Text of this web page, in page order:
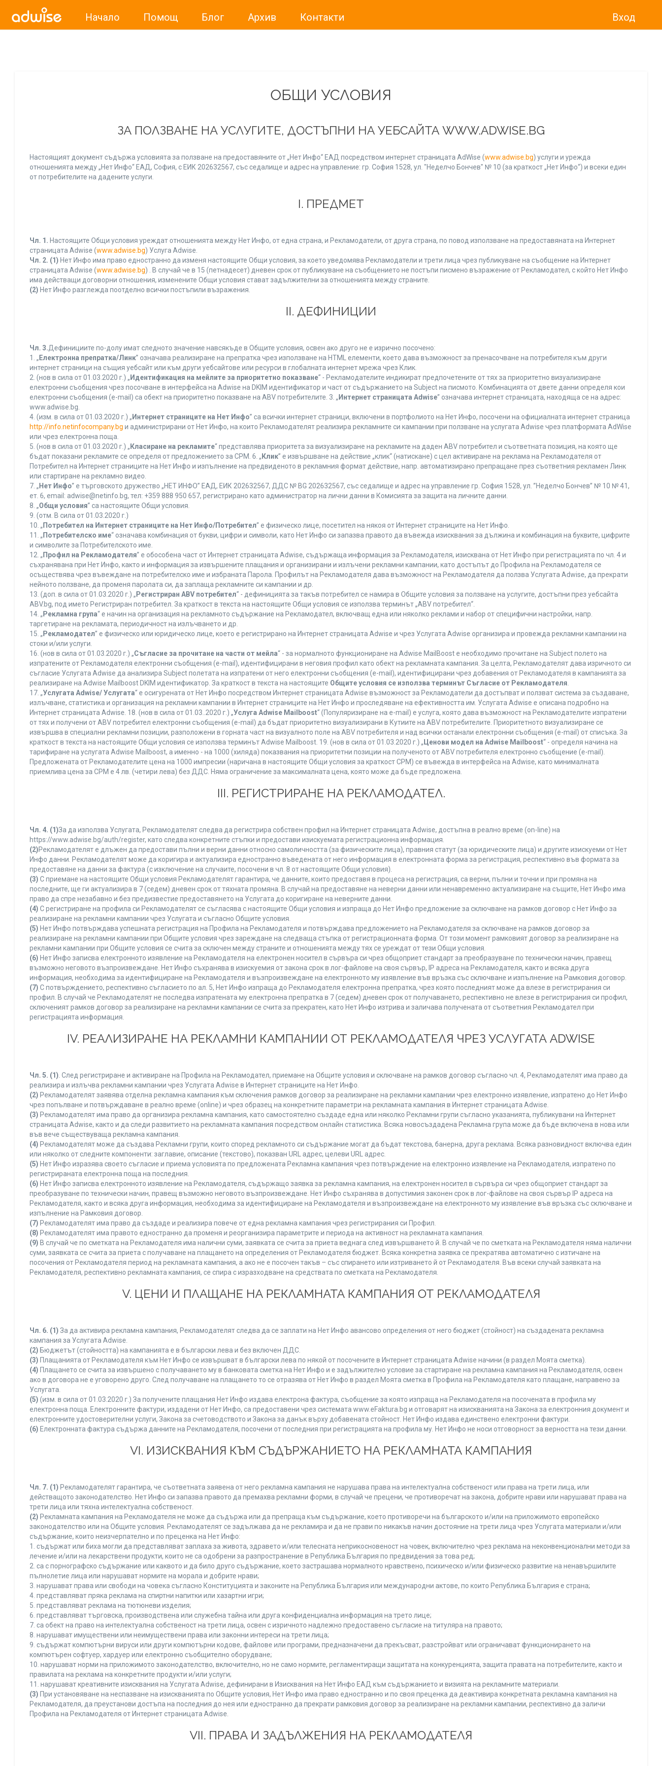
Начало Помощ Блог Архив Контакти Вход
ОБЩИ УСЛОВИЯ
ЗА ПОЛЗВАНЕ НА УСЛУГИТЕ, ДОСТЪПНИ НА УЕБСАЙТА WWW.ADWISE.BG
Настоящият документ съдържа условията за ползване на предоставяните от „Нет Инфо“ ЕАД посредством интернет страницата AdWise (www.adwise.bg) услуги и урежда
отношенията между „Нет Инфо“ ЕАД, София, с ЕИК 202632567, със седалище и адрес на управление: гр. София 1528, ул. "Неделчо Бончев" № 10 (за краткост „Нет Инфо“) и всеки един
от потребителите на дадените услуги.
І. ПРЕДМЕТ
Чл. 1. Настоящите Общи условия уреждат отношенията между Нет Инфо, от една страна, и Рекламодатели, от друга страна, по повод използване на предоставяната на Интернет
страницата Adwise (www.adwise.bg) Услуга Adwise.
Чл. 2. (1) Нет Инфо има право едностранно да изменя настоящите Общи условия, за което уведомява Рекламодатели и трети лица чрез публикуване на съобщение на Интернет
страницата Adwise (www.adwise.bg) . В случай че в 15 (петнадесет) дневен срок от публикуване на съобщението не постъпи писмено възражение от Рекламодател, с който Нет Инфо
има действащи договорни отношения, изменените Общи условия стават задължителни за отношенията между страните.
(2) Нет Инфо разглежда поотделно всички постъпили възражения.
ІІ. ДЕФИНИЦИИ
Чл. 3.Дефинициите по-долу имат следното значение навсякъде в Общите условия, освен ако друго не е изрично посочено:
1. „ Електронна препратка/Линк” означава реализиране на препратка чрез използване на HTML елементи, което дава възможност за пренасочване на потребителя към други
интернет страници на същия уебсайт или към други уебсайтове или ресурси в глобалната интернет мрежа чрез Клик.
2. (нов в сила от 01.03.2020 г.) „ Идентификация на мейлите за приоритетно показване“ - Рекламодателите индикират предпочетените от тях за приоритетно визуализиране
електронни съобщения чрез посочване в интерфейса на Adwise на DKIM идентификатор и част от съдържанието на Subject на писмото. Комбинацията от двете данни определя кои
електронни съобщения (e-mail) са обект на приоритетно показване на ABV потребителите. 3. „ Интернет страницата Adwise” означава интернет страницата, находяща се на адрес:
www.adwise.bg.
4. (изм. в сила от 01.03.2020 г.) „ Интернет страниците на Нет Инфо” са всички интернет страници, включени в портфолиото на Нет Инфо, посочени на официалната интернет страница
http://info.netinfocompany.bg и администрирани от Нет Инфо, на които Рекламодателят реализира рекламните си кампании при ползване на услугата Adwise чрез платформата AdWise
или чрез електронна поща.
5. (нов в сила от 01.03.2020 г.) „ Класиране на рекламите“ представлява приоритета за визуализиране на рекламите на даден ABV потребител и съответната позиция, на която ще
бъдат показани рекламите се определя от предложението за CPM. 6. „ Клик” е извършване на действие „клик“ (натискане) с цел активиране на реклама на Рекламодателя от
Потребител на Интернет страниците на Нет Инфо и изпълнение на предвиденото в рекламния формат действие, напр. автоматизирано препращане през съответния рекламен Линк
или стартиране на рекламно видео.
7. „ Нет Инфо” е търговското дружество „НЕТ ИНФО” ЕАД, ЕИК 202632567, ДДС № BG 202632567, със седалище и адрес на управление гр. София 1528, ул. ”Неделчо Бончев” № 10 № 41,
ет. 6, еmail: adwise@netinfo.bg, тел: +359 888 950 657, регистрирано като администратор на лични данни в Комисията за защита на личните данни.
8. „Общи условия” са настоящите Общи условия.
9. (отм. В сила от 01.03.2020 г.)
10. „ Потребител на Интернет страниците на Нет Инфо/Потребител” е физическо лице, посетител на някоя от Интернет страниците на Нет Инфо.
11. „ Потребителско име“ означава комбинация от букви, цифри и символи, като Нет Инфо си запазва правото да въвежда изисквания за дължина и комбинация на буквите, цифрите
и символите за Потребителското име.
12. „ Профил на Рекламодателя” е обособена част от Интернет страницата Adwise, съдържаща информация за Рекламодателя, изисквана от Нет Инфо при регистрацията по чл. 4 и
съхранявана при Нет Инфо, както и информация за извършените плащания и организирани и излъчени рекламни кампании, като достъпът до Профила на Рекламодателя се
осъществява чрез въвеждане на потребителско име и избраната Парола. Профилът на Рекламодателя дава възможност на Рекламодателя да ползва Услугата Adwise, да прекрати
нейното ползване, да променя паролата си, да заплаща рекламните си кампании и др.
13. (доп. в сила от 01.03.2020 г.) „ Регистриран ABV потребител“ - дефиницията за такъв потребител се намира в Общите условия за ползване на услугите, достъпни през уебсайта
ABV.bg, под името Регистриран потребител. За краткост в текста на настоящите Общи условия се използва терминът „ABV потребител“.
14. „ Рекламна група“ е начин на организация на рекламното съдържание на Рекламодател, включващ една или няколко реклами и набор от специфични настройки, напр.
таргетиране на рекламата, периодичност на излъчването и др.
15. „ Рекламодател” е физическо или юридическо лице, което е регистрирано на Интернет страницата Adwise и чрез Услугата Adwise организира и провежда рекламни кампании на
стоки и/или услуги.
16. (нов в сила от 01.03.2020 г.) „Съгласие за прочитане на части от мейла“ - за нормалното функциониране на Adwise MailBoost е необходимо прочитане на Subject полето на
изпратените от Рекламодателя електронни съобщения (e-mail), идентифицирани в неговия профил като обект на рекламната кампания. За целта, Рекламодателят дава изричното си
съгласие Услугата Adwise да анализира Subject полетата на изпратени от него електронни съобщения (e-mail), идентифицирани чрез добавения от Рекламодателя в кампанията за
реализиране на Adwise Mailboost DKIM идентификатор. За краткост в текста на настоящите Общите условия се използва терминът Съгласие от Рекламодателя
17. „Услугата Adwise/ Услугата“ е осигурената от Нет Инфо посредством Интернет страницата Adwise възможност за Рекламодатели да достъпват и ползват система за създаване,
излъчване, статистика и организация на рекламни кампании в Интернет страниците на Нет Инфо и проследяване на ефективността им. Услугата Adwise е описана подробно на
Интернет страницата Adwise. 18. (нов в сила от 01.03..2020 г.) „Услуга Adwise Mailboost“ (Популяризиране на e-mail) е услуга, която дава възможност на Рекламодателите изпратени
от тях и получени от ABV потребител електронни съобщения (e-mail) да бъдат приоритетно визуализирани в Кутиите на ABV потребителите. Приоритетното визуализиране се
извършва в специални рекламни позиции, разположени в горната част на визуалното поле на ABV потребителя и над всички останали електронни съобщения (e-mail) от списъка. За
краткост в текста на настоящите Общи условия се използва терминът Adwise Mailboost. 19. (нов в сила от 01.03.2020 г.) „ Ценови модел на Adwise Mailboost“ - определя начина на
тарифиране на услугата Adwise Mailboost, а именно - на 1000 (хиляда) показвания на приоритетни позиции на полученото от ABV потребителя електронно съобщение (e-mail).
Предложената от Рекламодателите цена на 1000 импресии (наричана в настоящите Общи условия за краткост CPM) се въвежда в интерфейса на Adwise, като минималната
приемлива цена за CPM е 4 лв. (четири лева) без ДДС. Няма ограничение за максималната цена, която може да бъде предложена.
ІІІ. РЕГИСТРИРАНЕ НА РЕКЛАМОДАТЕЛ.
Чл. 4. (1)За да използва Услугата, Рекламодателят следва да регистрира собствен профил на Интернет страницата Adwise, достъпна в реално време (on-line) на
https://www.adwise.bg/auth/register, като следва конкретните стъпки и предостави изискуемата регистрационна информация.
(2)Рекламодателят е длъжен да предостави пълни и верни данни относно самоличността (за физическите лица), правния статут (за юридическите лица) и другите изискуеми от Нет
Инфо данни. Рекламодателят може да коригира и актуализира едностранно въведената от него информация в електронната форма за регистрация, респективно във формата за
предоставяне на данни за фактура (с изключение на случаите, посочени в чл. 8 от настоящите Общи условия).
(3) С приемане на настоящите Общи условия Рекламодателят гарантира, че данните, които предоставя в процеса на регистрация, са верни, пълни и точни и при промяна на
последните, ще ги актуализира в 7 (седем) дневен срок от тяхната промяна. В случай на предоставяне на неверни данни или ненавременно актуализиране на същите, Нет Инфо има
право да спре незабавно и без предизвестие предоставянето на Услугата до коригиране на неверните данни.
(4) С регистриране на профила си Рекламодателят се съгласява с настоящите Общи условия и изпраща до Нет Инфо предложение за сключване на рамков договор с Нет Инфо за
реализиране на рекламни кампании чрез Услугата и съгласно Общите условия.
(5) Нет Инфо потвърждава успешната регистрация на Профила на Рекламодателя и потвърждава предложението на Рекламодателя за сключване на рамков договор за
реализиране на рекламни кампании при Общите условия чрез зареждане на следваща стъпка от регистрационната форма. От този момент рамковият договор за реализиране на
рекламни кампании при Общите условия се счита за сключен между страните и отношенията между тях се уреждат от тези Общи условия.
(6) Нет Инфо записва електронното изявление на Рекламодателя на електронен носител в сървъра си чрез общоприет стандарт за преобразуване по технически начин, правещ
възможно неговото възпроизвеждане. Нет Инфо съхранява в изискуемия от закона срок в лог-файлове на своя сървър, IP адреса на Рекламодателя, както и всяка друга
информация, необходима за идентифициране на Рекламодателя и възпроизвеждане на електронното му изявление във връзка със сключване и изпълнение на Рамковия договор.
(7) С потвърждението, респективно съгласието по ал. 5, Нет Инфо изпраща до Рекламодателя електронна препратка, чрез която последният може да влезе в регистрирания си
профил. В случай че Рекламодателят не последва изпратената му електронна препратка в 7 (седем) дневен срок от получаването, респективно не влезе в регистрирания си профил,
сключеният рамков договор за реализиране на рекламни кампании се счита за прекратен, като Нет Инфо изтрива и заличава получената от съответния Рекламодател при
регистрацията информация.
IV. РЕАЛИЗИРАНЕ НА РЕКЛАМНИ КАМПАНИИ ОТ РЕКЛАМОДАТЕЛЯ ЧРЕЗ УСЛУГАТА ADWISE
Чл. 5. (1) . След регистриране и активиране на Профила на Рекламодател, приемане на Общите условия и сключване на рамков договор съгласно чл. 4, Рекламодателят има право да
реализира и излъчва рекламни кампании чрез Услугата Adwise в Интернет страниците на Нет Инфо.
(2) Рекламодателят заявява отделна рекламна кампания към сключения рамков договор за реализиране на рекламни кампании чрез електронно изявление, изпратено до Нет Инфо
чрез попълване и потвърждаване в реално време (online) и чрез образец на конкретните параметри на рекламната кампания в Интернет страницата Adwise.
(3) Рекламодателят има право да организира рекламна кампания, като самостоятелно създаде една или няколко Рекламни групи съгласно указанията, публикувани на Интернет
страницата Adwise, както и да следи развитието на рекламната кампания посредством онлайн статистика. Всяка новосъздадена Рекламна група може да бъде включена в нова или
във вече съществуваща рекламна кампания.
(4) Рекламодателят може да създава Рекламни групи, които според рекламното си съдържание могат да бъдат текстова, банерна, друга реклама. Всяка разновидност включва един
или няколко от следните компоненти: заглавие, описание (текстово), показван URL адрес, целеви URL адрес.
(5) Нет Инфо изразява своето съгласие и приема условията по предложената Рекламна кампания чрез потвърждение на електронно изявление на Рекламодателя, изпратено по
регистрираната електронна поща на последния.
(6) Нет Инфо записва електронното изявление на Рекламодателя, съдържащо заявка за рекламна кампания, на електронен носител в сървъра си чрез общоприет стандарт за
преобразуване по технически начин, правещ възможно неговото възпроизвеждане. Нет Инфо съхранява в допустимия законен срок в лог-файлове на своя сървър IP адреса на
Рекламодателя, както и всяка друга информация, необходима за идентифициране на Рекламодателя и възпроизвеждане на електронното му изявление във връзка със сключване и
изпълнение на Рамковия договор.
(7) Рекламодателят има право да създаде и реализира повече от една рекламна кампания чрез регистрирания си Профил.
(8) Рекламодателят има правото едностранно да променя и реорганизира параметрите и периода на активност на рекламната кампания.
(9) В случай че по сметката на Рекламодателя има налични суми, заявката се счита за приета веднага след извършването й. В случай че по сметката на Рекламодателя няма налични
суми, заявката се счита за приета с получаване на плащането на определения от Рекламодателя бюджет. Всяка конкретна заявка се прекратява автоматично с изтичане на
посочения от Рекламодателя период на рекламната кампания, а ако не е посочен такъв – със спирането или изтриването й от Рекламодателя. Във всеки случай заявката на
Рекламодателя, респективно рекламната кампания, се спира с изразходване на средствата по сметката на Рекламодателя.
V. ЦЕНИ И ПЛАЩАНЕ НА РЕКЛАМНАТА КАМПАНИЯ ОТ РЕКЛАМОДАТЕЛЯ
Чл. 6. (1) За да активира рекламна кампания, Рекламодателят следва да се заплати на Нет Инфо авансово определения от него бюджет (стойност) на създадената рекламна
кампания за Услугата Adwise.
(2) Бюджетът (стойността) на кампанията е в български лева и без включен ДДС.
(3) Плащанията от Рекламодателя към Нет Инфо се извършват в български лева по някой от посочените в Интернет страницата Adwise начини (в раздел Моята сметка).
(4) Плащането се счита за извършено с получаването му в банковата сметка на Нет Инфо и е задължително условие за стартиране на рекламна кампания на Рекламодателя, освен
ако в договора не е уговорено друго. След получаване на плащането то се отразява от Нет Инфо в раздел Моята сметка в Профила на Рекламодателя като плащане, направено за
Услугата.
(5) (изм. в сила от 01.03.2020 г.) За получените плащания Нет Инфо издава електрона фактура, съобщение за която изпраща на Рекламодателя на посочената в профила му
електронна поща. Електронните фактури, издадени от Нет Инфо, са предоставени чрез системата www.eFaktura.bg и отговарят на изискванията на Закона за електронния документ и
електронните удостоверителни услуги, Закона за счетоводството и Закона за данък върху добавената стойност. Нет Инфо издава единствено електронни фактури.
(6) Електронната фактура съдържа данните на Рекламодателя, посочени от последния при регистрацията на профила му. Нет Инфо не носи отговорност за верността на тези данни.
VI. ИЗИСКВАНИЯ КЪМ СЪДЪРЖАНИЕТО НА РЕКЛАМНАТА КАМПАНИЯ
Чл. 7. (1) Рекламодателят гарантира, че съответната заявена от него рекламна кампания не нарушава права на интелектуална собственост или права на трети лица, или
действащото законодателство. Нет Инфо си запазва правото да премахва рекламни форми, в случай че прецени, че противоречат на закона, добрите нрави или нарушават права на
трети лица или тяхна интелектуална собственост.
(2) Рекламната кампания на Рекламодателя не може да съдържа или да препраща към съдържание, което противоречи на българското и/или на приложимото европейско
законодателство или на Общите условия. Рекламодателят се задължава да не рекламира и да не прави по никакъв начин достояние на трети лица чрез Услугата материали и/или
съдържание, които неизчерпателно и по преценка на Нет Инфо:
1. съдържат или биха могли да представляват заплаха за живота, здравето и/или телесната неприкосновеност на човек, включително чрез реклама на неконвенционални методи за
лечение и/или на лекарствени продукти, които не са одобрени за разпространение в Република България по предвидения за това ред;
2. са с порнографско съдържание или каквото и да било друго съдържание, което застрашава нормалното нравствено, психическо и/или физическо развитие на ненавършилите
пълнолетие лица или нарушават нормите на морала и добрите нрави;
3. нарушават права или свободи на човека съгласно Конституцията и законите на Република България или международни актове, по които Република България е страна;
4. представляват пряка реклама на спиртни напитки или хазартни игри;
5. представляват реклама на тютюневи изделия;
6. представляват търговска, производствена или служебна тайна или друга конфиденциална информация на трето лице;
7. са обект на право на интелектуална собственост на трети лица, освен с изричното надлежно предоставено съгласие на титуляра на правото;
8. нарушават имуществени или неимуществени права или законни интереси на трети лица;
9. съдържат компютърни вируси или други компютърни кодове, файлове или програми, предназначени да прекъсват, разстройват или ограничават функционирането на
компютърен софтуер, хардуер или електронно съобщително оборудване;
10. нарушават норми на приложимото законодателство, включително, но не само нормите, регламентиращи защитата на конкуренцията, защита правата на потребителите, както и
правилата на реклама на конкретните продукти и/или услуги;
11. нарушават креативните изисквания на Услугата Adwise, дефинирани в Изисквания на Нет Инфо ЕАД към съдържанието и визията на рекламните материали.
(3) При установяване на неспазване на изискванията по Общите условия, Нет Инфо има право едностранно и по своя преценка да деактивира конкретната рекламна кампания на
Рекламодателя, да преустанови достъпа на последния до нея или едностранно да прекрати рамковия договор за реализиране на рекламни кампании, респективно да заличи
Профила на Рекламодателя от Интернет страницата Adwise.
VII. ПРАВА И ЗАДЪЛЖЕНИЯ НА РЕКЛАМОДАТЕЛЯ